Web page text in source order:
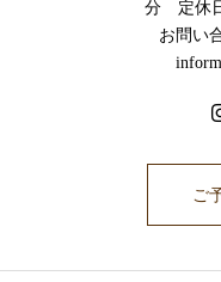
分 定休
お問い
ご